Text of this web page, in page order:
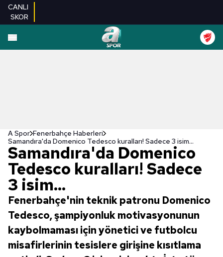
CANLI
SKOR
A Spor Fenerbahçe Haberleri
Samandıra'da Domenico Tedesco kuralları! Sadece 3 isim...
Samandıra'da Domenico
Tedesco kuralları! Sadece
3 isim...
Fenerbahçe'nin teknik patronu Domenico
Tedesco, şampiyonluk motivasyonunun
kaybolmaması için yönetici ve futbolcu
misafirlerinin tesislere girişine kısıtlama